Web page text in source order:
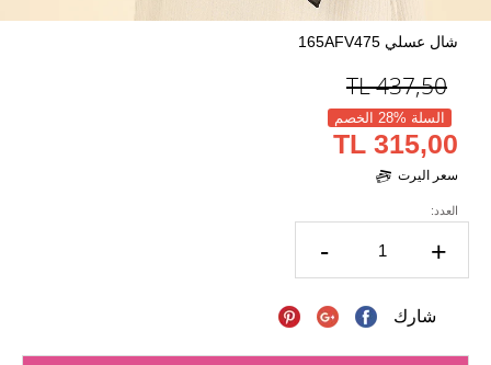
شال عسلي 165AFV475
437,50
TL
السلة %28 الخصم
315,00 TL
سعر اليرت
العدد:
- +
شارك